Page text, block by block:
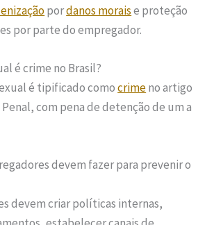
pordanos moraise proteção
por parte do empregador.
é crime no Brasil?
é tipificado comocrimeno artigo
Penal, com pena de detenção de um a
devem fazer para prevenir o
devem criar políticas internas,